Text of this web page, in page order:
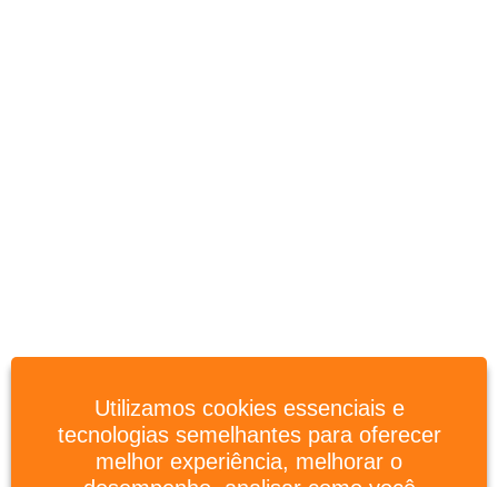
Utilizamos cookies essenciais e
tecnologias semelhantes para oferecer
melhor experiência, melhorar o